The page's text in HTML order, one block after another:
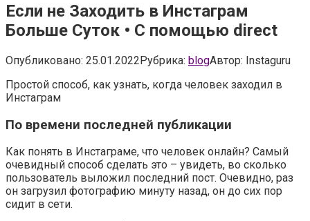
Если не Заходить в Инстаграм
Больше Суток • С помощью direct
Опубликовано: 25.01.2022Рубрика: blogАвтор: Instaguru
Простой способ, как узнать, когда человек заходил в
Инстаграм
По времени последней публикации
Как понять в Инстаграме, что человек онлайн? Самый
очевидный способ сделать это – увидеть, во сколько
пользователь выложил последний пост. Очевидно, раз
он загрузил фотографию минуту назад, он до сих пор
сидит в сети.